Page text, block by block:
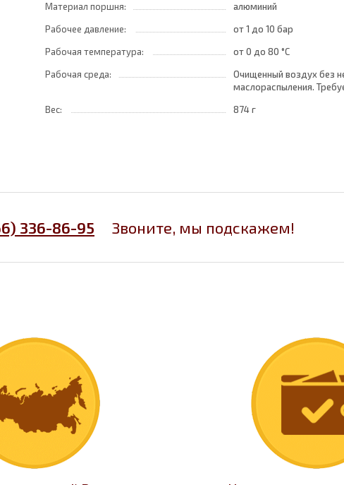
Материал поршня:
алюминий
Рабочее давление:
от 1 до 10 бар
Рабочая температура:
от 0 до 80 °C
Рабочая среда:
Очищенный воздух без
маслораспыления.
обеспечивающего класс
Вес: 874 г
336-86-95 Звоните, мы подскажем!